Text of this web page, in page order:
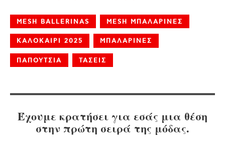
MESH BALLERINAS MESH ΜΠΑΛΑΡΙΝΕΣ
ΚΑΛΟΚΑΙΡΙ 2025 ΜΠΑΛΑΡΙΝΕΣ
ΠΑΠΟΥΤΣΙΑ ΤΑΣΕΙΣ
Έχουμε κρατήσει για εσάς μια θέση
στην πρώτη σειρά της μόδας.